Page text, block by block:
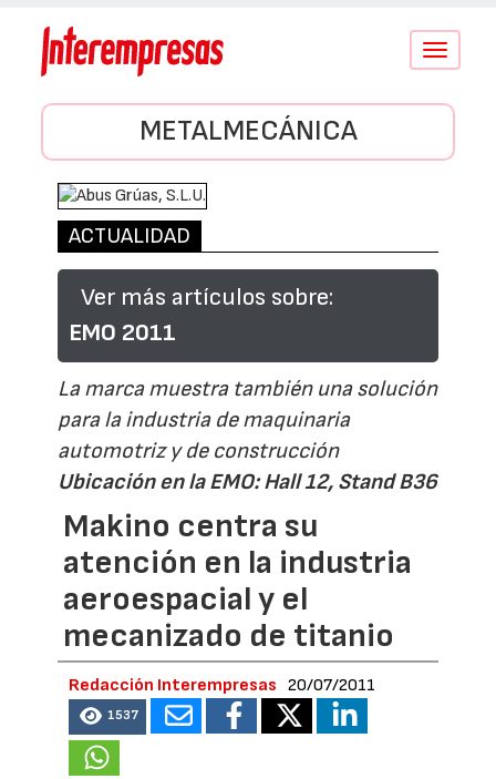
Conmutar
METALMECÁNICA
ACTUALIDAD
Ver más artículos sobre:
EMO 2011
La marca muestra también una solución
para la industria de maquinaria
automotriz y de construcción
Ubicación en la EMO: Hall 12, Stand B36
Makino centra su
atención en la industria
aeroespacial y el
mecanizado de titanio
Redacción Interempresas 20/07/2011
1537